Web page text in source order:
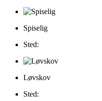
Spiselig
Sted:
Løvskov
Sted: